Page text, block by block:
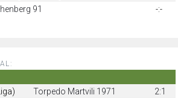
91 -:-
Torpedo Martvili 1971
2:1